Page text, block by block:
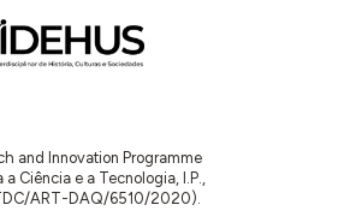
and Innovation Programme
Ciência e a Tecnologia, I.P.,
ART-DAQ/6510/2020).